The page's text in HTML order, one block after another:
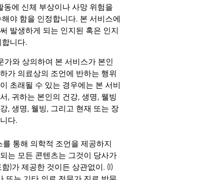
에 신체 부상이나 사망 위험을
야 함을 인정합니다. 본 서비스에
발생하게 되는 인지된 혹은 인지
니다.
가와 상의하여 본 서비스가 본인
가 의료상의 조언에 반하는 행위
초래될 수 있는 경우에는 본 서비
, 귀하는 본인의 건강, 생명, 웰빙
, 생명, 웰빙, 그리고 현재 또는 장
다.
통해 의학적 조언을 제공하지
는 모든 콘텐츠는 그것이 당사가
)가 제공한 것이든 상관없이. (I)